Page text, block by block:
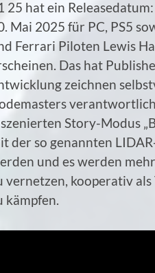
25 hat ein
Mai 2025 für PC, PS5
Ferrari Piloten Lewis
Das hat
zeichnen
Story-Modus
der so genannten
und es werden
vernetzen, kooperativ
kämpfen.